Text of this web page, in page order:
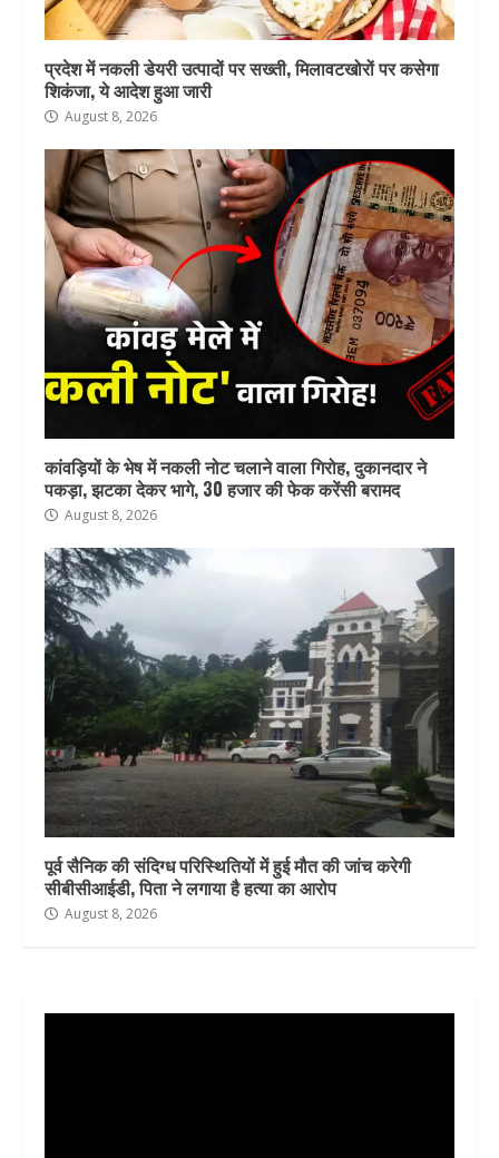
प्रदेश में नकली डेयरी उत्पादों पर सख्ती, मिलावटखोरों पर कसेगा
शिकंजा, ये आदेश हुआ जारी
August 8, 2026
कांवड़ियों के भेष में नकली नोट चलाने वाला गिरोह, दुकानदार ने
पकड़ा, झटका देकर भागे, 30 हजार की फेक करेंसी बरामद
August 8, 2026
पूर्व सैनिक की संदिग्ध परिस्थितियों में हुई मौत की जांच करेगी
सीबीसीआईडी, पिता ने लगाया है हत्या का आरोप
August 8, 2026